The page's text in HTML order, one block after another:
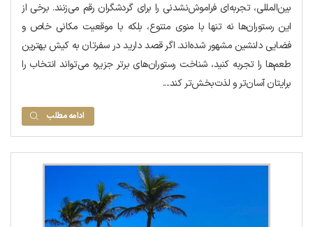
بین‌المللی، تجربه‌ای فراموش‌نشدنی را برای گردشگران رقم می‌زنند. برخی از
این رستوران‌ها نه تنها با منوی متنوع، بلکه با موقعیت مکانی خاص و
فضایی دلنشین مشهور شده‌اند. اگر قصد دارید در سفرتان به کیش بهترین
طعم‌ها را تجربه کنید، شناخت رستوران‌های برتر جزیره می‌تواند انتخاب‌ را
برایتان آسان‌تر و لذت‌بخش‌تر کند....
ادامه مطلب